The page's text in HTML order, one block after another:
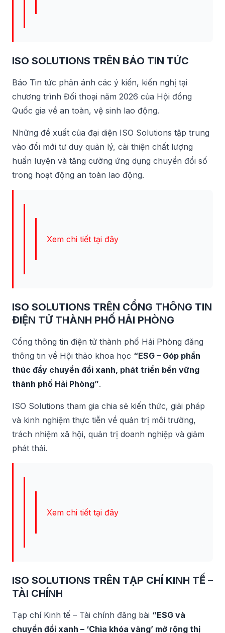
ISO SOLUTIONS TRÊN BÁO TIN TỨC
Báo Tin tức phản ánh các ý kiến, kiến nghị tại
chương trình Đối thoại năm 2026 của Hội đồng
Quốc gia về an toàn, vệ sinh lao động.
Những đề xuất của đại diện ISO Solutions tập trung
vào đổi mới tư duy quản lý, cải thiện chất lượng
huấn luyện và tăng cường ứng dụng chuyển đổi số
trong hoạt động an toàn lao động.
Xem chi tiết tại đây
ISO SOLUTIONS TRÊN CỔNG THÔNG TIN
ĐIỆN TỬ THÀNH PHỐ HẢI PHÒNG
Cổng thông tin điện tử thành phố Hải Phòng đăng
thông tin về Hội thảo khoa học “ESG – Góp phần
thúc đẩy chuyển đổi xanh, phát triển bền vững
thành phố Hải Phòng”.
ISO Solutions tham gia chia sẻ kiến thức, giải pháp
và kinh nghiệm thực tiễn về quản trị môi trường,
trách nhiệm xã hội, quản trị doanh nghiệp và giảm
phát thải.
Xem chi tiết tại đây
ISO SOLUTIONS TRÊN TẠP CHÍ KINH TẾ –
TÀI CHÍNH
Tạp chí Kinh tế – Tài chính đăng bài “ESG và
chuyển đổi xanh – ‘Chìa khóa vàng’ mở rộng thị